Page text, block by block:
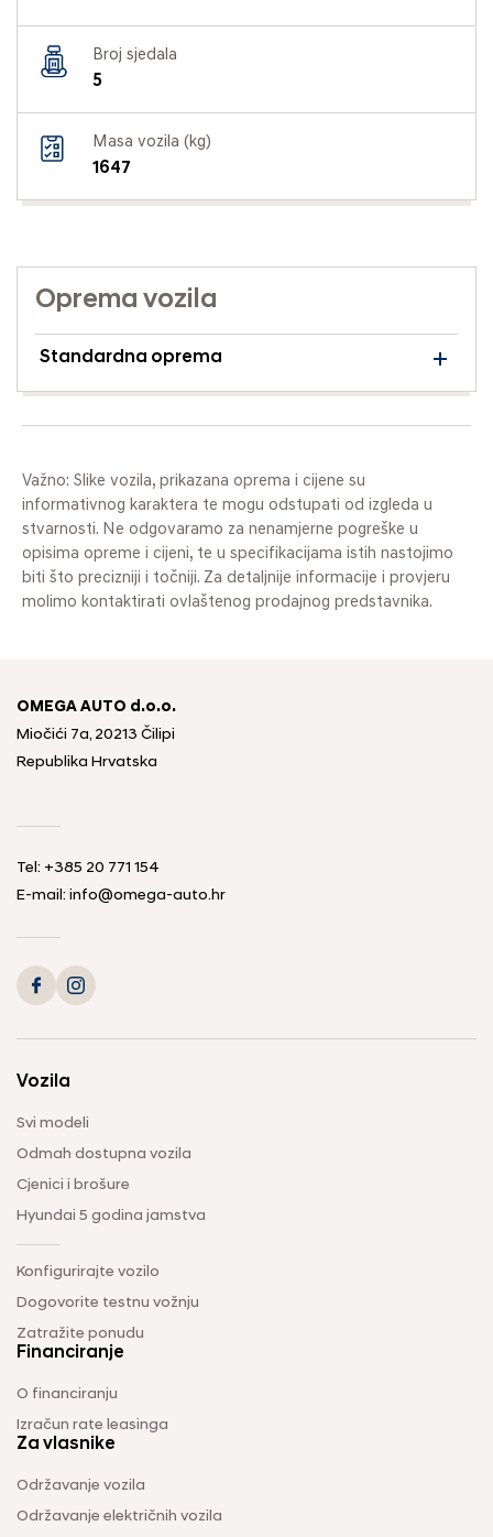
Broj sjedala
5
Masa vozila (kg)
1647
Oprema vozila
Standardna oprema
Važno: Slike vozila, prikazana oprema i cijene su
informativnog karaktera te mogu odstupati od izgleda u
stvarnosti. Ne odgovaramo za nenamjerne pogreške u
opisima opreme i cijeni, te u specifikacijama istih nastojimo
biti što precizniji i točniji. Za detaljnije informacije i provjeru
molimo kontaktirati ovlaštenog prodajnog predstavnika.
OMEGA AUTO d.o.o.
Miočići 7a, 20213 Čilipi
Republika Hrvatska
Tel: +385 20 771 154
E-mail: info@omega-auto.hr
Vozila
Svi modeli
Odmah dostupna vozila
Cjenici i brošure
Hyundai 5 godina jamstva
Konfigurirajte vozilo
Dogovorite testnu vožnju
Zatražite ponudu
Financiranje
O financiranju
Izračun rate leasinga
Za vlasnike
Održavanje vozila
Održavanje električnih vozila